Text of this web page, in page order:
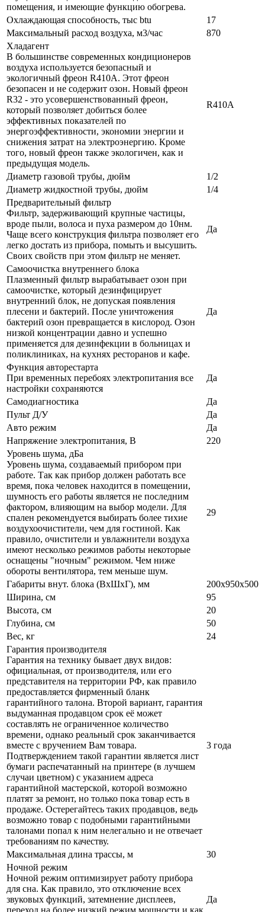
помещения, и имеющие функцию обогрева.
Охлаждающая способность, тыс btu
17
Максимальный расход воздуха, м3/час
870
Хладагент
В большинстве современных кондиционеров
воздуха используется безопасный и
экологичный фреон R410A. Этот фреон
безопасен и не содержит озон. Новый фреон
R32 - это усовершенствованный фреон,
который позволяет добиться более
эффективных показателей по
энергоэффективности, экономии энергии и
снижения затрат на электроэнергию. Кроме
того, новый фреон также экологичен, как и
предыдущая модель.
R410A
Диаметр газовой трубы, дюйм
1/2
Диаметр жидкостной трубы, дюйм
1/4
Предварительный фильтр
Фильтр, задерживающий крупные частицы,
вроде пыли, волоса и пуха размером до 10нм.
Чаще всего конструкция фильтра позволяет его
легко достать из прибора, помыть и высушить.
Своих свойств при этом фильтр не меняет.
Да
Самоочистка внутреннего блока
Плазменный фильтр вырабатывает озон при
самоочистке, который дезинфицирует
внутренний блок, не допуская появления
плесени и бактерий. После уничтожения
бактерий озон превращается в кислород. Озон
низкой концентрации давно и успешно
применяется для дезинфекции в больницах и
поликлиниках, на кухнях ресторанов и кафе.
Да
Функция авторестарта
При временных перебоях электропитания все
настройки сохраняются
Да
Самодиагностика
Да
Пульт Д/У
Да
Авто режим
Да
Напряжение электропитания, В
220
Уровень шума, дБа
Уровень шума, создаваемый прибором при
работе. Так как прибор должен работать все
время, пока человек находится в помещении,
шумность его работы является не последним
фактором, влияющим на выбор модели. Для
спален рекомендуется выбирать более тихие
воздухоочистители, чем для гостиной. Как
правило, очистители и увлажнители воздуха
имеют несколько режимов работы некоторые
оснащены "ночным" режимом. Чем ниже
обороты вентилятора, тем меньше шум.
29
Габариты внут. блока (ВхШхГ), мм
200x950x500
Ширина, см
95
Высота, см
20
Глубина, см
50
Вес, кг
24
Гарантия производителя
Гарантия на технику бывает двух видов:
официальная, от производителя, или его
представителя на территории РФ, как правило
предоставляется фирменный бланк
гарантийного талона. Второй вариант, гарантия
выдуманная продавцом срок её может
составлять не ограниченное количество
времени, однако реальный срок заканчивается
вместе с вручением Вам товара.
Подтверждением такой гарантии является лист
бумаги распечатанный на принтере (в лучшем
случаи цветном) с указанием адреса
гарантийной мастерской, которой возможно
платят за ремонт, но только пока товар есть в
продаже. Остерегайтесь таких продавцов, ведь
возможно товар с подобными гарантийными
талонами попал к ним нелегально и не отвечает
требованиям по качеству.
3 года
Максимальная длина трассы, м
30
Ночной режим
Ночной режим оптимизирует работу прибора
для сна. Как правило, это отключение всех
звуковых функций, затемнение дисплеев,
переход на более низкий режим мощности и как
Да